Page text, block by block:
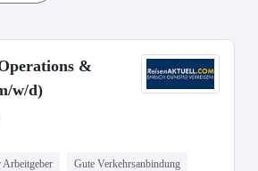
&
w/d)
Arbeitgeber Gute Verkehrsanbindung